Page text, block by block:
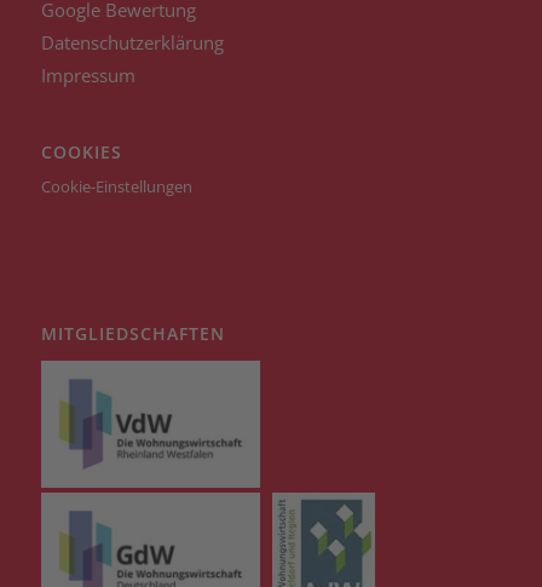
Google Bewertung
Datenschutzerklärung
Impressum
COOKIES
Cookie-Einstellungen
MITGLIEDSCHAFTEN